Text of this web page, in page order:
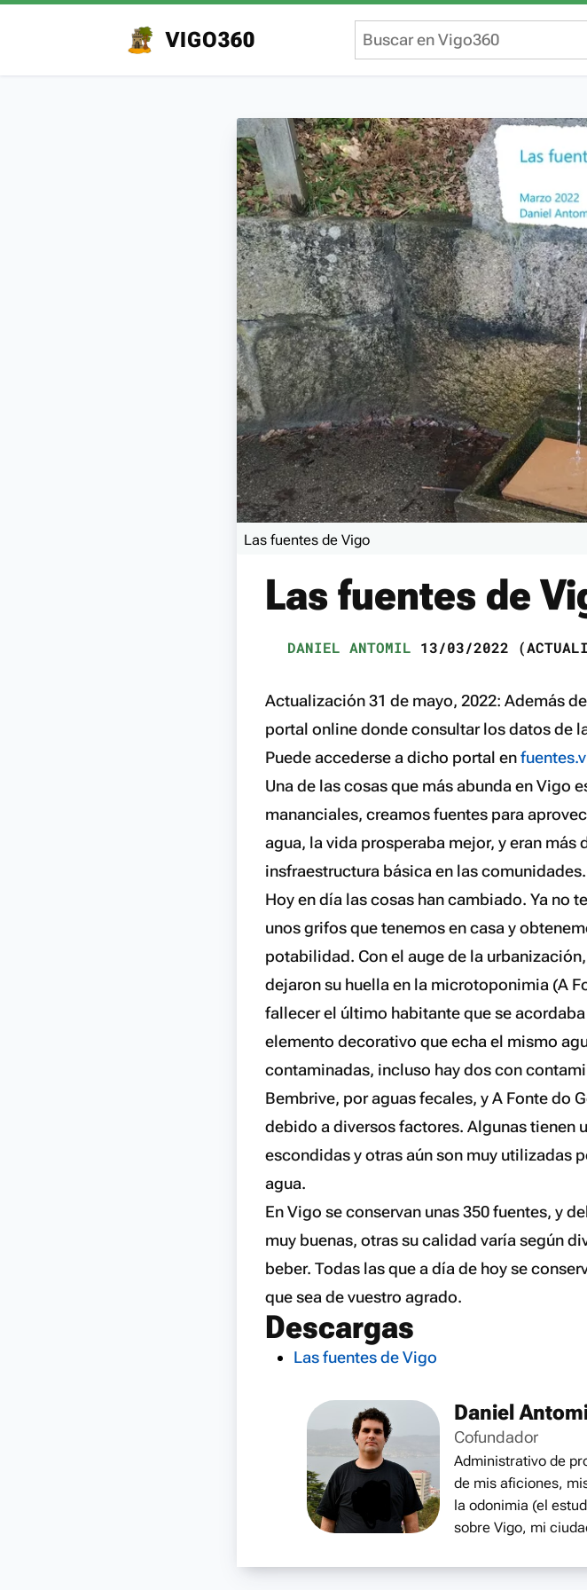
VIGO360
Las fuentes de Vigo
Las fuentes de
DANIEL ANTOMIL 13/03/2022
Actualización 31 de mayo, 2022: Además
portal online donde consultar los datos de
Puede accederse a dicho portal en
Una de las cosas que más abunda en Vigo
mananciales, creamos fuentes para
agua, la vida prosperaba mejor, y eran
insfraestructura básica en las comunidades.
Hoy en día las cosas han cambiado. Ya no
unos grifos que tenemos en casa y
potabilidad. Con el auge de la
dejaron su huella en la microtoponimia (A
fallecer el último habitante que se
elemento decorativo que echa el mismo
contaminadas, incluso hay dos con
Bembrive, por aguas fecales, y A Fonte do
debido a diversos factores. Algunas tienen
escondidas y otras aún son muy utilizadas
agua.
En Vigo se conservan unas 350 fuentes, y
muy buenas, otras su calidad varía según
beber. Todas las que a día de hoy se
que sea de vuestro agrado.
Descargas
Las fuentes de Vigo
Daniel
Cofundador
Administrativo de
de mis aficiones,
la odonimia (el
sobre Vigo, mi